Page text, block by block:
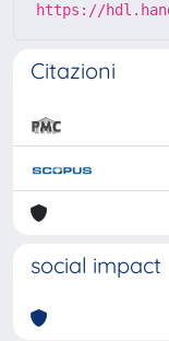
https://
Citazioni
social impact